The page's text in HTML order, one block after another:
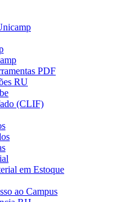
PDF
RU
(CLIF)
em Estoque
ao Campus